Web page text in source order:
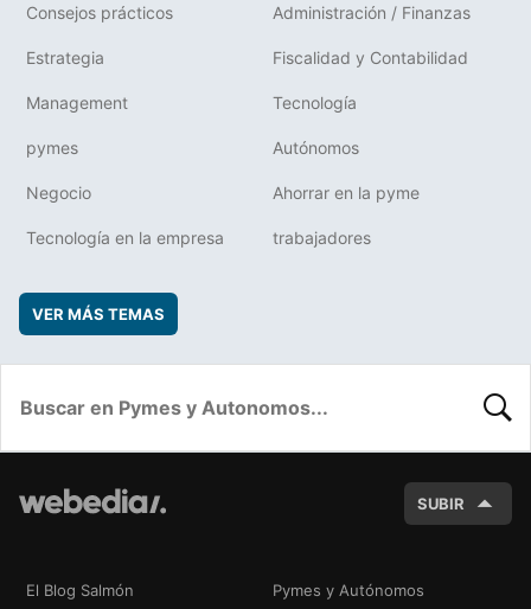
Consejos prácticos Administración / Finanzas
Estrategia Fiscalidad y Contabilidad
Management Tecnología
pymes Autónomos
Negocio Ahorrar en la pyme
Tecnología en la empresa trabajadores
VER MÁS TEMAS
SUBIR
El Blog Salmón Pymes y Autónomos